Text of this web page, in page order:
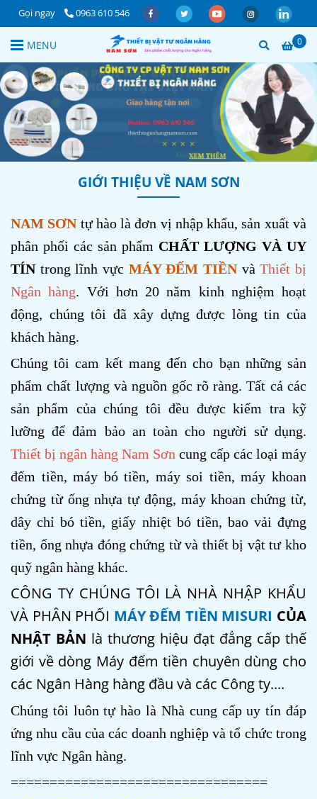
Gọi ngay 0963 610 546
0
MENU
GIỚI THIỆU VỀ NAM SƠN
NAM SƠNtự hào là đơn vị nhập khẩu, sản xuất và
phân phối các sản phẩm CHẤT LƯỢNG VÀ UY
TÍN trong lĩnh vực MÁY ĐẾM TIỀNvàThiết bị
Ngân hàng. Với hơn 20 năm kinh nghiệm hoạt
động, chúng tôi đã xây dựng được lòng tin của
khách hàng.
Chúng tôi cam kết mang đến cho bạn những sản
phẩm chất lượng và nguồn gốc rõ ràng. Tất cả các
sản phẩm của chúng tôi đều được kiểm tra kỹ
lưỡng để đảm bảo an toàn cho người sử dụng.
Thiết bị ngân hàng Nam Sơn cung cấp các loại máy
đếm tiền, máy bó tiền, máy soi tiền, máy khoan
chứng từ ống nhựa tự động, máy khoan chứng từ,
dây chỉ bó tiền, giấy nhiệt bó tiền, bao vải đựng
tiền, ống nhựa đóng chứng từ và thiết bị vật tư kho
quỹ ngân hàng khác.
CÔNG TY CHÚNG TÔI LÀ NHÀ NHẬP KHẨU
VÀ PHÂN PHỐI MÁY ĐẾM TIỀN MISURI CỦA
NHẬT BẢN là thương hiệu đạt đẳng cấp thế
giới về dòng Máy đếm tiền chuyên dùng cho
các Ngân Hàng hàng đầu và các Công ty....
Chúng tôi luôn tự hào là Nhà cung cấp uy tín đáp
ứng nhu cầu của các doanh nghiệp và tổ chức trong
lĩnh vực Ngân hàng.
=================================